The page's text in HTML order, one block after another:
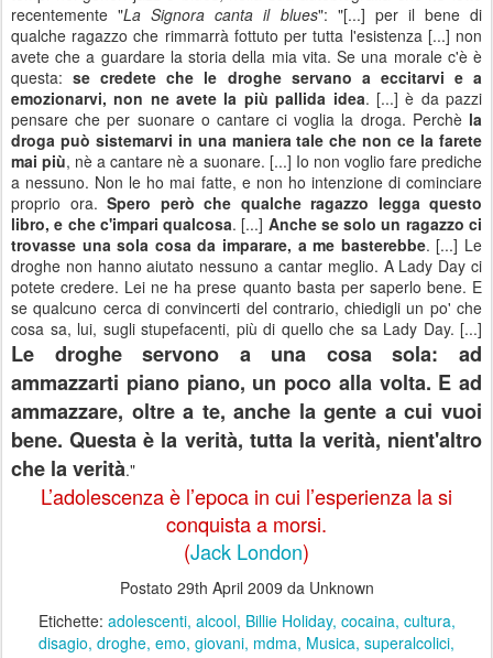
recentemente "La Signora canta il blues": "[...] per il bene di
qualche ragazzo che rimmarrà fottuto per tutta l'esistenza [...] non
avete che a guardare la storia della mia vita. Se una morale c'è è
questa:se credete che le droghe servano a eccitarvi e a
emozionarvi, non ne avete la più pallida idea. [...] è da pazzi
pensare che per suonare o cantare ci voglia la droga. Perchè la
droga può sistemarvi in una maniera tale che non ce la farete
mai più, nè a cantare nè a suonare. [...] Io non voglio fare prediche
a nessuno. Non le ho mai fatte, e non ho intenzione di cominciare
proprio ora. Spero però che qualche ragazzo legga questo
libro, e che c'impari qualcosa. [...] Anche se solo un ragazzo ci
trovasse una sola cosa da imparare, a me basterebbe. [...] Le
droghe non hanno aiutato nessuno a cantar meglio. A Lady Day ci
potete credere. Lei ne ha prese quanto basta per saperlo bene. E
se qualcuno cerca di convincerti del contrario, chiedigli un po' che
cosa sa, lui, sugli stupefacenti, più di quello che sa Lady Day. [...]
Le droghe servono a una cosa sola: ad
ammazzarti piano piano, un poco alla volta. E ad
ammazzare, oltre a te, anche la gente a cui vuoi
bene. Questa è la verità, tutta la verità, nient'altro
che la verità."
L’adolescenza è l’epoca in cui l’esperienza la si
conquista a morsi.
(Jack London)
Postato 29th April 2009 da Unknown
Etichette: adolescenti alcool Billie Holiday cocaina cultura
disagio droghe emo giovani mdma Musica superalcolici